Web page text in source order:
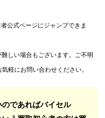
公式ページにジャンプできま
しい場合もございます。ご不明
気軽にお問い合わせください。
のであればバイセル